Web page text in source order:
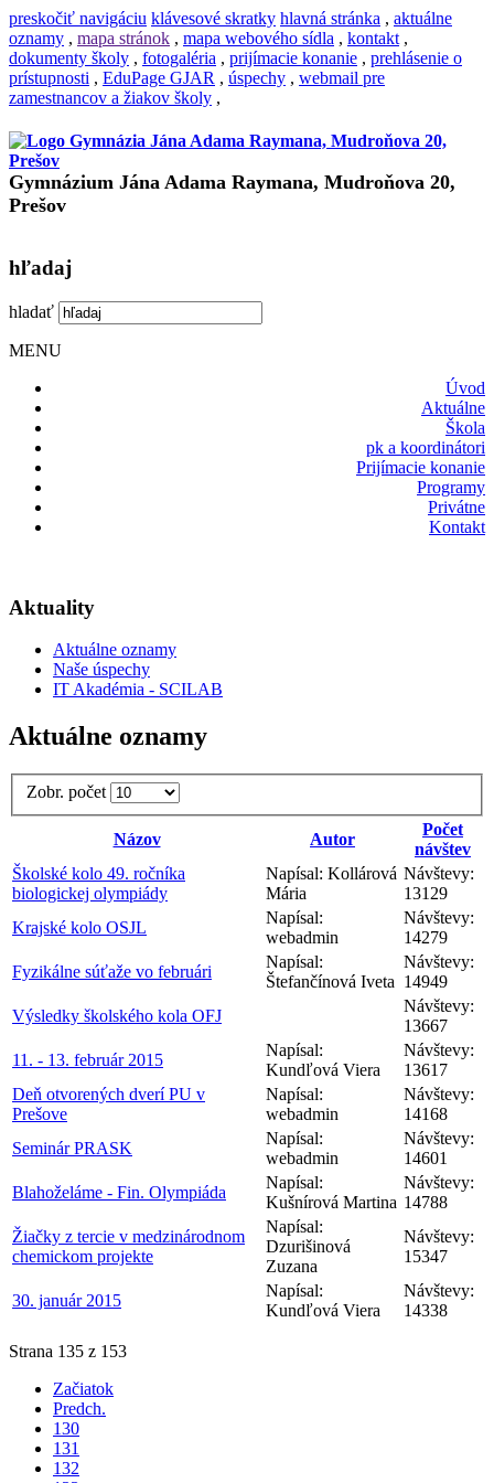
preskočiť navigáciu klávesové skratky hlavná stránka , aktuálne
oznamy , mapa stránok , mapa webového sídla , kontakt ,
dokumenty školy , fotogaléria , prijímacie konanie , prehlásenie o
prístupnosti , EduPage GJAR , úspechy , webmail pre
zamestnancov a žiakov školy ,
Gymnázium Jána Adama Raymana, Mudroňova 20,
Prešov
hľadaj
hladať
MENU
Úvod
Aktuálne
Škola
pk a koordinátori
Prijímacie konanie
Programy
Privátne
Kontakt
Aktuality
Aktuálne oznamy
Naše úspechy
IT Akadémia - SCILAB
Aktuálne oznamy
Zobr. počet
Názov Autor
Počet
návštev
Školské kolo 49. ročníka
biologickej olympiády
Napísal: Kollárová
Mária
Návštevy:
13129
Krajské kolo OSJL
Napísal:
webadmin
Návštevy:
14279
Fyzikálne súťaže vo februári
Napísal:
Štefančínová Iveta
Návštevy:
14949
Výsledky školského kola OFJ
Návštevy:
13667
11. - 13. február 2015
Napísal:
Kundľová Viera
Návštevy:
13617
Deň otvorených dverí PU v
Prešove
Napísal:
webadmin
Návštevy:
14168
Seminár PRASK
Napísal:
webadmin
Návštevy:
14601
Blahoželáme - Fin. Olympiáda
Napísal:
Kušnírová Martina
Návštevy:
14788
Žiačky z tercie v medzinárodnom
chemickom projekte
Napísal:
Dzurišinová
Zuzana
Návštevy:
15347
30. január 2015
Napísal:
Kundľová Viera
Návštevy:
14338
Strana 135 z 153
Začiatok
Predch.
130
131
132